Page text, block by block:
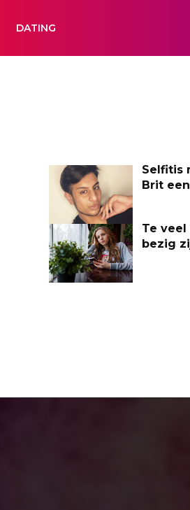
DATING
Selfitis
Brit
Te
bezig